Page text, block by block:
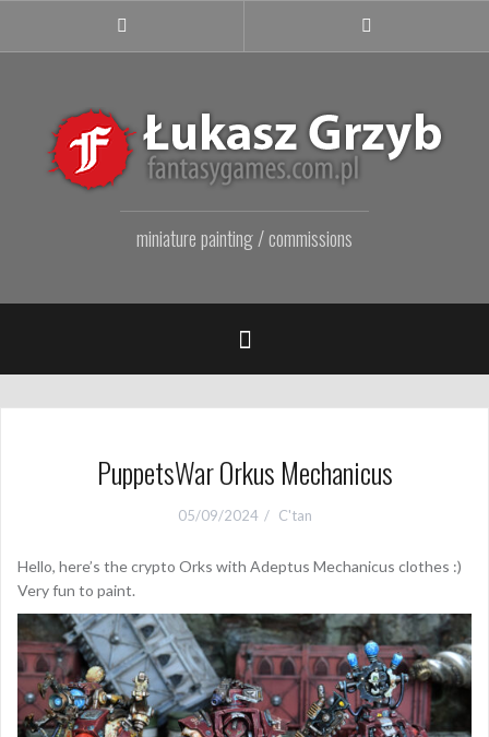
treści
Fanpage
miniature painting / commissions
PuppetsWar Orkus Mechanicus
05/09/2024 C'tan
Hello, here’s the crypto Orks with Adeptus Mechanicus clothes :)
Very fun to paint.